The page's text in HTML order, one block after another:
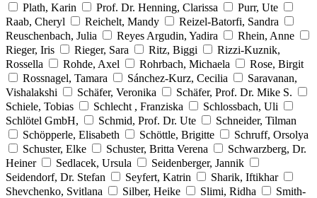
Plath, Karin
Prof. Dr. Henning, Clarissa
Purr, Ute
Raab, Cheryl
Reichelt, Mandy
Reizel-Batorfi, Sandra
Reuschenbach, Julia
Reyes Argudin, Yadira
Rhein, Anne
Rieger, Iris
Rieger, Sara Ritz, Biggi
Rizzi-Kuznik,
Rossella
Rohde, Axel Rohrbach, Michaela
Rose, Birgit
Rossnagel, Tamara
Sánchez-Kurz, Cecilia
Saravanan,
Vishalakshi
Schäfer, Veronika
Schäfer, Prof. Dr. Mike S.
Schiele, Tobias
Schlecht , Franziska
Schlossbach, Uli
Schlötel GmbH,
Schmid, Prof. Dr. Ute
Schneider, Tilman
Schöpperle, Elisabeth
Schöttle, Brigitte
Schruff, Orsolya
Schuster, Elke
Schuster, Britta Verena
Schwarzberg, Dr.
Heiner
Sedlacek, Ursula
Seidenberger, Jannik
Seidendorf, Dr. Stefan
Seyfert, Katrin
Sharik, Iftikhar
Shevchenko, Svitlana
Silber, Heike Slimi, Ridha
Smith-